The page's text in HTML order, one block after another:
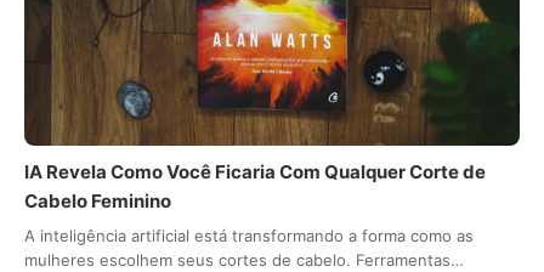
IA Revela Como Você Ficaria Com Qualquer Corte de
Cabelo Feminino
A inteligência artificial está transformando a forma como as
mulheres escolhem seus cortes de cabelo. Ferramentas…